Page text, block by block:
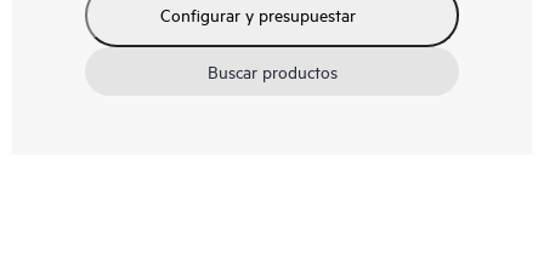
Configurar y presupuestar
Buscar productos